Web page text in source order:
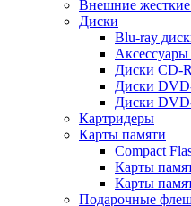
Внешние
Диски
Blu-ray
Диски CD-
Диски
Диски
Картридеры
Карты памяти
Compact
Карты
Карты
Подарочные